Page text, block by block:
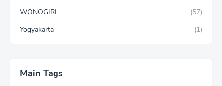
WONOGIRI
(57)
Yogyakarta
(1)
Main Tags